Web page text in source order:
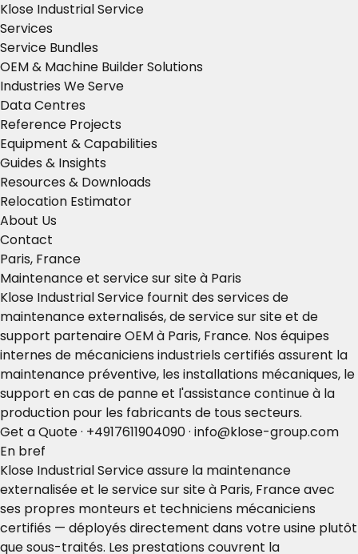
Klose Industrial Service
Services
Service Bundles
OEM & Machine Builder Solutions
Industries We Serve
Data Centres
Reference Projects
Equipment & Capabilities
Guides & Insights
Resources & Downloads
Relocation Estimator
About Us
Contact
Paris, France
Maintenance et service sur site à Paris
Klose Industrial Service fournit des services de
maintenance externalisés, de service sur site et de
support partenaire OEM à Paris, France. Nos équipes
internes de mécaniciens industriels certifiés assurent la
maintenance préventive, les installations mécaniques, le
support en cas de panne et l'assistance continue à la
production pour les fabricants de tous secteurs.
Get a Quote· +4917611904090· info@klose-group.com
En bref
Klose Industrial Service assure la maintenance
externalisée et le service sur site à Paris, France avec
ses propres monteurs et techniciens mécaniciens
certifiés — déployés directement dans votre usine plutôt
que sous-traités. Les prestations couvrent la